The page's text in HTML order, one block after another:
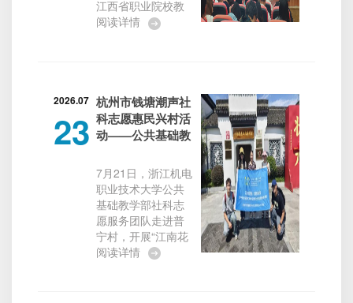
导及教师同仁表示
诚挚的感谢。查广
报告
江西省职业院校教
师素质提高计划
主义学院院长查广
云教授应邀赴赣为
来自江西省百余所
中小思政课一体化
引领职教“大思政
课”内涵式发展为主
题的专题报告，助
力浙赣职业学校思
政课教师队伍建设
阅读详情
2026.07
23
杭州市钱塘潮声社
科志愿惠民兴村活
动——公共基础教
团队走进普宁村
7月21日，浙江机电
职业技术大学公共
基础教学部社科志
愿服务团队走进普
宁村，开展“江南花
魁·文脉薪传”——普
阅读详情